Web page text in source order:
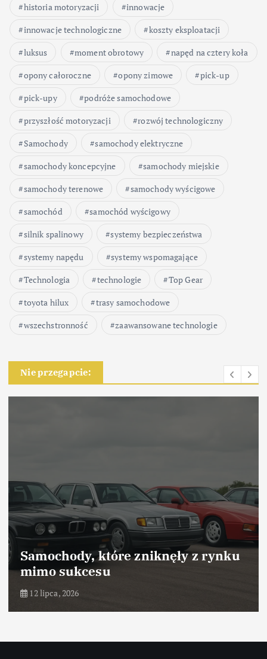
historia motoryzacji
innowacje
innowacje technologiczne
koszty eksploatacji
luksus
moment obrotowy
napęd na cztery koła
opony całoroczne
opony zimowe
pick-up
pick-upy
podróże samochodowe
przyszłość motoryzacji
rozwój technologiczny
Samochody
samochody elektryczne
samochody koncepcyjne
samochody miejskie
samochody terenowe
samochody wyścigowe
samochód
samochód wyścigowy
silnik spalinowy
systemy bezpieczeństwa
systemy napędu
systemy wspomagające
Technologia
technologie
Top Gear
toyota hilux
trasy samochodowe
wszechstronność
zaawansowane technologie
Nie przegapcie:
Samochody, które odniosły sukces
dzięki marketingowi
10 lipca, 2026